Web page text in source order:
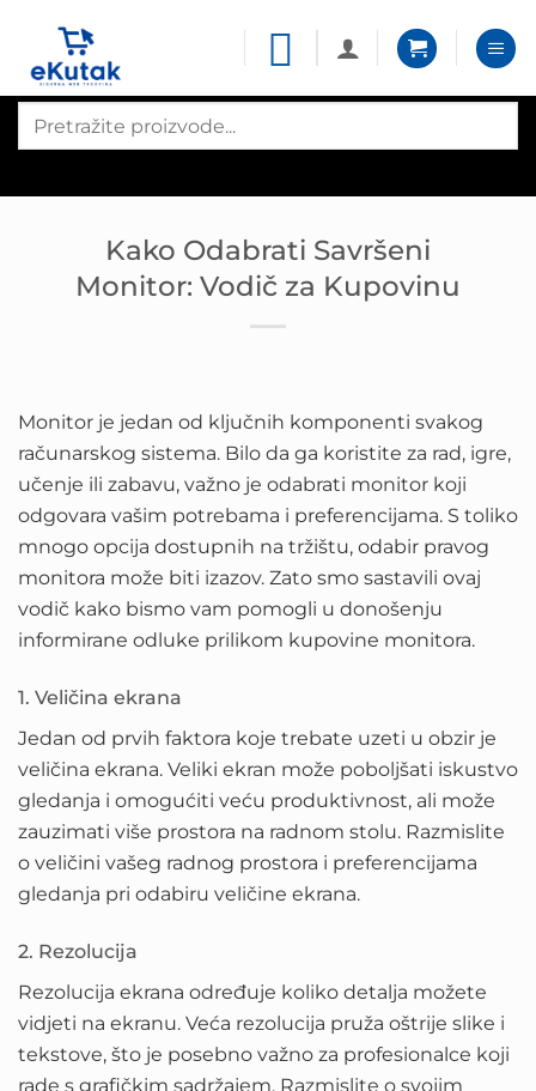
content
search
Kako Odabrati Savršeni
Monitor: Vodič za Kupovinu
Monitor je jedan od ključnih komponenti svakog
računarskog sistema. Bilo da ga koristite za rad, igre,
učenje ili zabavu, važno je odabrati monitor koji
odgovara vašim potrebama i preferencijama. S toliko
mnogo opcija dostupnih na tržištu, odabir pravog
monitora može biti izazov. Zato smo sastavili ovaj
vodič kako bismo vam pomogli u donošenju
informirane odluke prilikom kupovine monitora.
1. Veličina ekrana
Jedan od prvih faktora koje trebate uzeti u obzir je
veličina ekrana. Veliki ekran može poboljšati iskustvo
gledanja i omogućiti veću produktivnost, ali može
zauzimati više prostora na radnom stolu. Razmislite
o veličini vašeg radnog prostora i preferencijama
gledanja pri odabiru veličine ekrana.
2. Rezolucija
Rezolucija ekrana određuje koliko detalja možete
vidjeti na ekranu. Veća rezolucija pruža oštrije slike i
tekstove, što je posebno važno za profesionalce koji
rade s grafičkim sadržajem. Razmislite o svojim